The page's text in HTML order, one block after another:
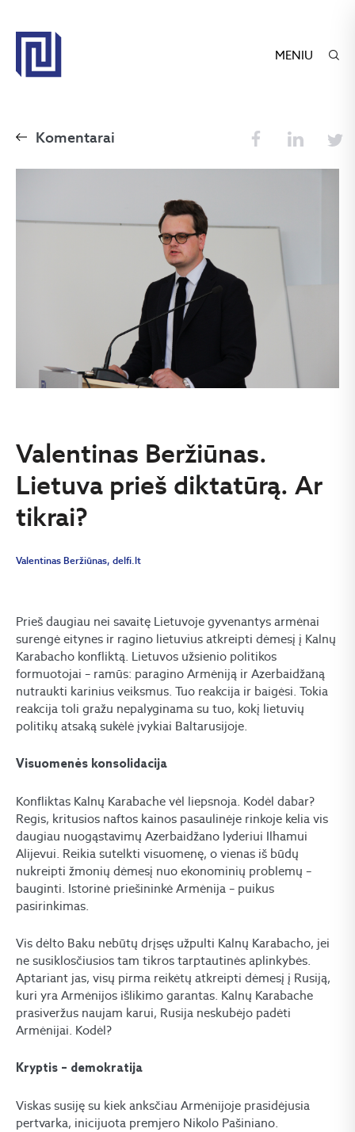
MENIU
Komentarai
Valentinas Beržiūnas.
Lietuva prieš diktatūrą. Ar
tikrai?
Valentinas Beržiūnas, delfi.lt
Prieš daugiau nei savaitę Lietuvoje gyvenantys armėnai
surengė eitynes ir ragino lietuvius atkreipti dėmesį į Kalnų
Karabacho konfliktą. Lietuvos užsienio politikos
formuotojai – ramūs: paragino Armėniją ir Azerbaidžaną
nutraukti karinius veiksmus. Tuo reakcija ir baigėsi. Tokia
reakcija toli gražu nepalyginama su tuo, kokį lietuvių
politikų atsaką sukėlė įvykiai Baltarusijoje.
Visuomenės konsolidacija
Konfliktas Kalnų Karabache vėl liepsnoja. Kodėl dabar?
Regis, kritusios naftos kainos pasaulinėje rinkoje kelia vis
daugiau nuogąstavimų Azerbaidžano lyderiui Ilhamui
Alijevui. Reikia sutelkti visuomenę, o vienas iš būdų
nukreipti žmonių dėmesį nuo ekonominių problemų –
bauginti. Istorinė priešininkė Armėnija – puikus
pasirinkimas.
Vis dėlto Baku nebūtų drįsęs užpulti Kalnų Karabacho, jei
ne susiklosčiusios tam tikros tarptautinės aplinkybės.
Aptariant jas, visų pirma reikėtų atkreipti dėmesį į Rusiją,
kuri yra Armėnijos išlikimo garantas. Kalnų Karabache
prasiveržus naujam karui, Rusija neskubėjo padėti
Armėnijai. Kodėl?
Kryptis – demokratija
Viskas susiję su kiek anksčiau Armėnijoje prasidėjusia
pertvarka, inicijuota premjero Nikolo Pašiniano.